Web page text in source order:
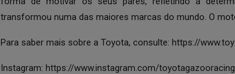
transformou numa das maiores marcas do mundo. O
Para saber mais sobre a Toyota, consulte: https://
Instagram: https://www.instagram.com/